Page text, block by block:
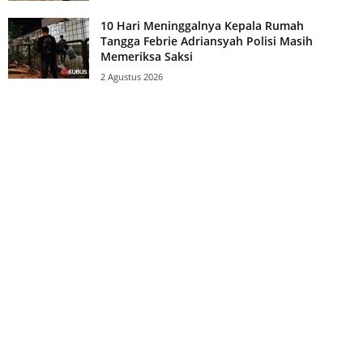
10 Hari Meninggalnya Kepala Rumah
Tangga Febrie Adriansyah Polisi Masih
Memeriksa Saksi
2 Agustus 2026